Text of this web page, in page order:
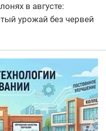
в августе:
урожай без червей